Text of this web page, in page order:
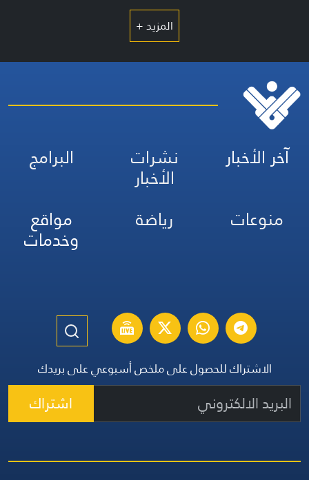
المزيد +
آخر الأخبار نشرات
الأخبار
البرامج
منوعات
رياضة مواقع
وخدمات
الاشتراك للحصول على ملخص أسبوعي على بريدك
اشتراك